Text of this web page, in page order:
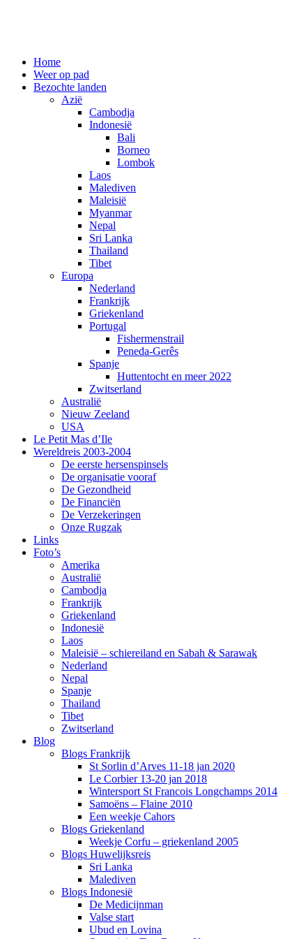
Spring
naar
inhoud
Home
Weer op pad
Bezochte landen
Azië
Cambodja
Indonesië
Bali
Borneo
Lombok
Laos
Malediven
Maleisië
Myanmar
Nepal
Sri Lanka
Thailand
Tibet
Europa
Nederland
Frankrijk
Griekenland
Portugal
Fishermenstrail
Peneda-Gerês
Spanje
Huttentocht en meer 2022
Zwitserland
Australië
Nieuw Zeeland
USA
Le Petit Mas d’Ile
Wereldreis 2003-2004
De eerste hersenspinsels
De organisatie vooraf
De Gezondheid
De Financiën
De Verzekeringen
Onze Rugzak
Links
Foto’s
Amerika
Australië
Cambodja
Frankrijk
Griekenland
Indonesië
Laos
Maleisië – schiereiland en Sabah & Sarawak
Nederland
Nepal
Spanje
Thailand
Tibet
Zwitserland
Blog
Blogs Frankrijk
St Sorlin d’Arves 11-18 jan 2020
Le Corbier 13-20 jan 2018
Wintersport St Francois Longchamps 2014
Samoëns – Flaine 2010
Een weekje Cahors
Blogs Griekenland
Weekje Corfu – griekenland 2005
Blogs Huwelijksreis
Sri Lanka
Malediven
Blogs Indonesië
De Medicijnman
Valse start
Ubud en Lovina